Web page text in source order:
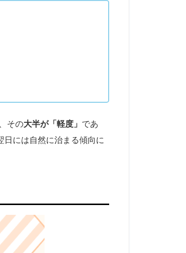
その大半が「軽度」 であ
日には自然に治まる傾向に